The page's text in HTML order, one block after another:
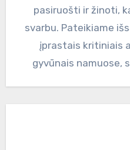
pasiruošti ir žinoti,
svarbu. Pateikiame
įprastais kritiniais
gyvūnais namuose,